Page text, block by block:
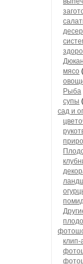
мясо
Рыба
супы
сад и
клип-